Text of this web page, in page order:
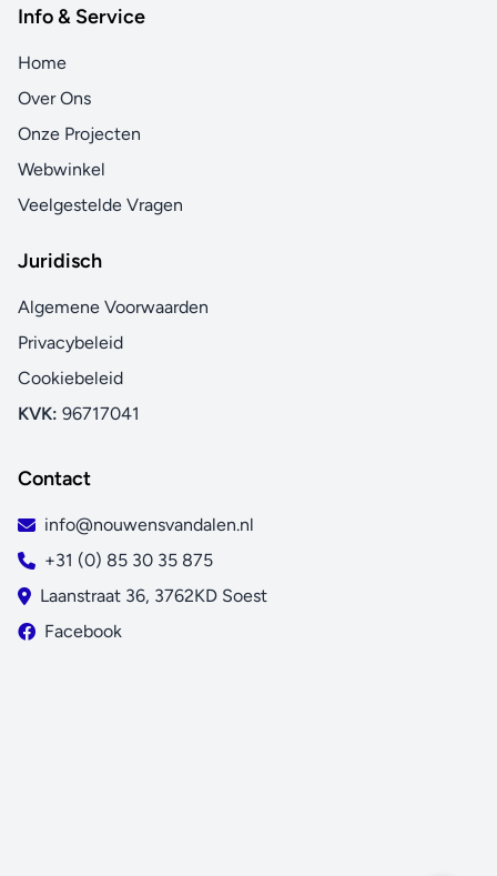
Info & Service
Home
Over Ons
Onze Projecten
Webwinkel
Veelgestelde Vragen
Juridisch
Algemene Voorwaarden
Privacybeleid
Cookiebeleid
KVK: 96717041
Contact
info@nouwensvandalen.nl
+31 (0) 85 30 35 875
Laanstraat 36, 3762KD Soest
Facebook